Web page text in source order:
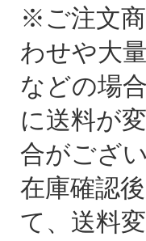
※ご注文
わせや大
などの場
に送料が
合がござ
在庫確認
て、送料